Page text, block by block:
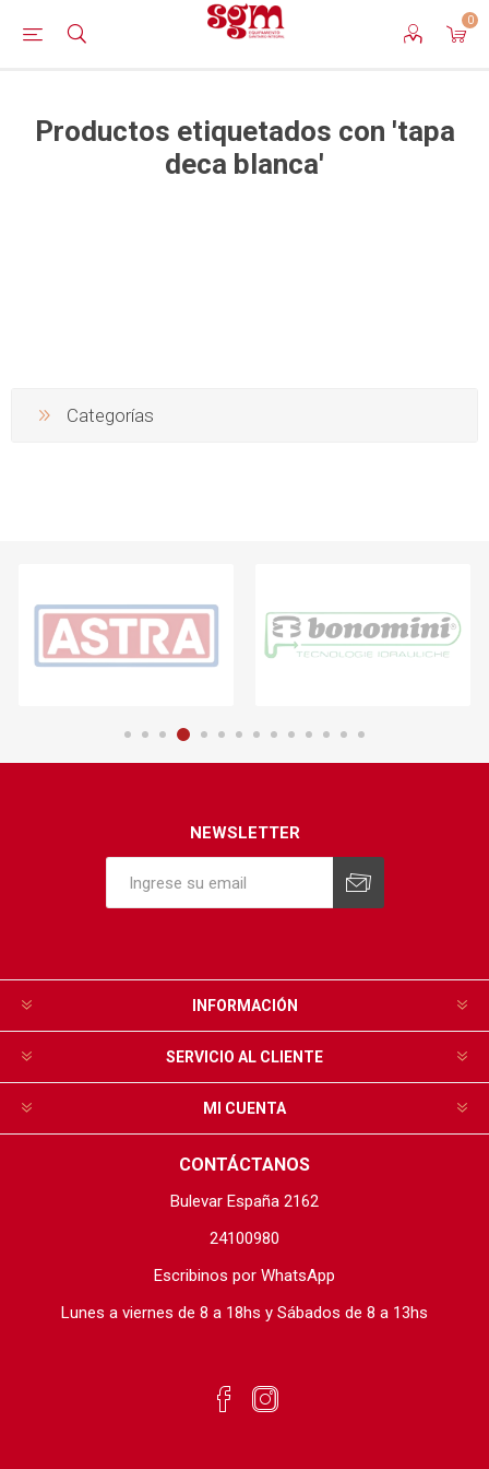
0
Productos etiquetados con 'tapa
deca blanca'
Categorías
NEWSLETTER
INFORMACIÓN
SERVICIO AL CLIENTE
MI CUENTA
CONTÁCTANOS
Bulevar España 2162
24100980
Escribinos por WhatsApp
Lunes a viernes de 8 a 18hs y Sábados de 8 a 13hs